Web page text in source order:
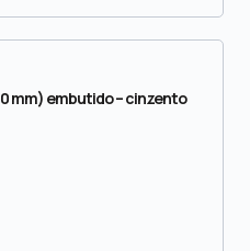
mm) embutido – cinzento